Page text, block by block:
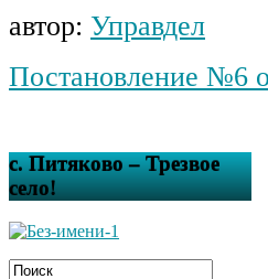
автор: Управдел
Постановление №6
с. Питяково – Трезвое
село!